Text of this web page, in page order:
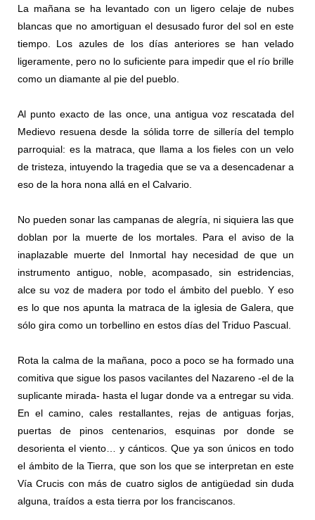
La mañana se ha levantado con un ligero celaje de nubes
blancas que no amortiguan el desusado furor del sol en este
tiempo. Los azules de los días anteriores se han velado
ligeramente, pero no lo suficiente para impedir que el río brille
como un diamante al pie del pueblo.
Al punto exacto de las once, una antigua voz rescatada del
Medievo resuena desde la sólida torre de sillería del templo
parroquial: es la matraca, que llama a los fieles con un velo
de tristeza, intuyendo la tragedia que se va a desencadenar a
eso de la hora nona allá en el Calvario.
No pueden sonar las campanas de alegría, ni siquiera las que
doblan por la muerte de los mortales. Para el aviso de la
inaplazable muerte del Inmortal hay necesidad de que un
instrumento antiguo, noble, acompasado, sin estridencias,
alce su voz de madera por todo el ámbito del pueblo. Y eso
es lo que nos apunta la matraca de la iglesia de Galera, que
sólo gira como un torbellino en estos días del Triduo Pascual.
Rota la calma de la mañana, poco a poco se ha formado una
comitiva que sigue los pasos vacilantes del Nazareno -el de la
suplicante mirada- hasta el lugar donde va a entregar su vida.
En el camino, cales restallantes, rejas de antiguas forjas,
puertas de pinos centenarios, esquinas por donde se
desorienta el viento… y cánticos. Que ya son únicos en todo
el ámbito de la Tierra, que son los que se interpretan en este
Vía Crucis con más de cuatro siglos de antigüedad sin duda
alguna, traídos a esta tierra por los franciscanos.